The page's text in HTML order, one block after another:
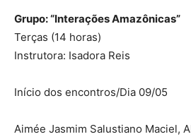
Grupo: “Interações Amazônicas”
Terças (14 horas)
Instrutora:
Início dos encontros/Dia 09/05
Aimée Jasmim Salustiano Maciel,